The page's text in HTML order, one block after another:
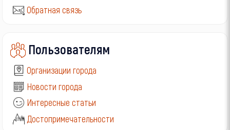
Обратная связь
Пользователям
Организации города
Новости города
Интересные статьи
Достопримечательности